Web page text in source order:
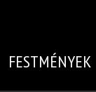
FESTMÉNYEK